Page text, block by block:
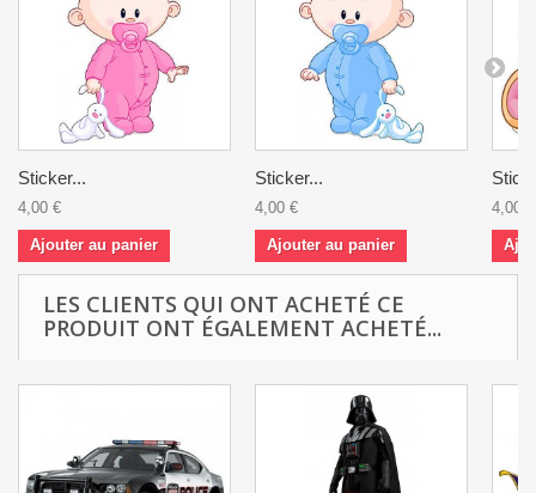
Sticker...
4,00 €
Ajouter au panier
Sticker...
4,00 €
Ajouter au panier
4,00 €
LES CLIENTS QUI ONT ACHETÉ CE
PRODUIT ONT ÉGALEMENT ACHETÉ...